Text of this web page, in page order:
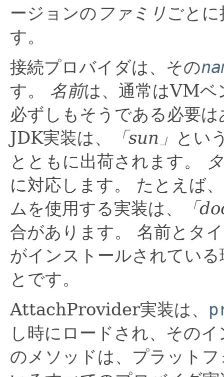
ージョンの ファミリごと
す。
接続プロバイダは、その
す。
名前は、通常はVMベ
必ずしもそうである必要
JDK実装は、
「sun」 とい
とともに出荷されます。
に対応します。
たとえば
ムを使用する実装は、
「
合があります。
名前とタ
がインストールされてい
とです。
AttachProvider実装は、
し時にロードされ、その
のメソッドは、プラット